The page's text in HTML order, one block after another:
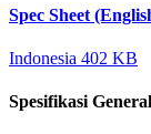
Spec Sheet
Indonesia 402 KB
Spesifikasi General